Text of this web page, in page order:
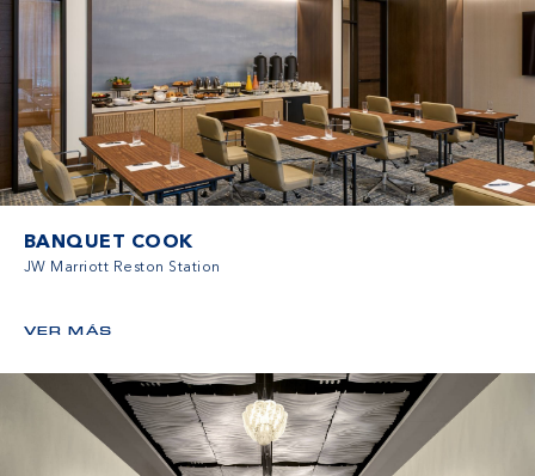
BANQUET COOK
JW Marriott Reston Station
VER MÁS